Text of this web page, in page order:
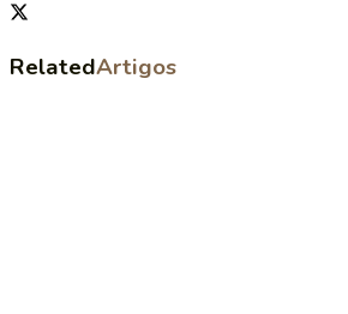
RelatedArtigos